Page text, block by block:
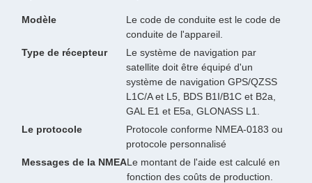
Modèle
Le code de conduite est le code de
conduite de l'appareil.
Type de récepteur
Le système de navigation par
satellite doit être équipé d'un
système de navigation GPS/QZSS
L1C/A et L5, BDS B1I/B1C et B2a,
GAL E1 et E5a, GLONASS L1.
Le protocole
Protocole conforme NMEA-0183 ou
protocole personnalisé
Messages de la NMEALe montant de l'aide est calculé en
fonction des coûts de production.